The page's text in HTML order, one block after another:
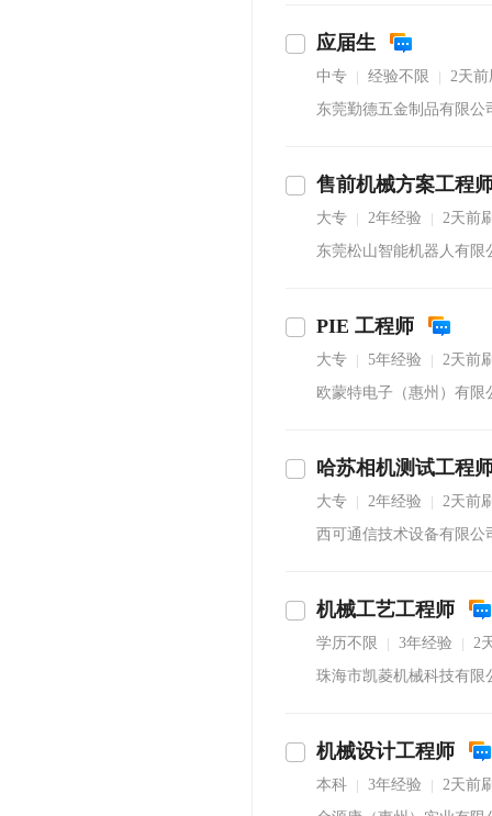
应届生
中专 经验不限
2天
东莞勤德五金制品有限公
售前机械方案工程
大专 2年经验
2天前
东莞松山智能机器人有限
PIE 工程师
大专 5年经验
2天前
欧蒙特电子（惠州）有限
哈苏相机测试工程
大专 2年经验
2天前
西可通信技术设备有限公
机械工艺工程师
学历不限 3年经验
2
珠海市凯菱机械科技有限
机械设计工程师
本科 3年经验
2天前